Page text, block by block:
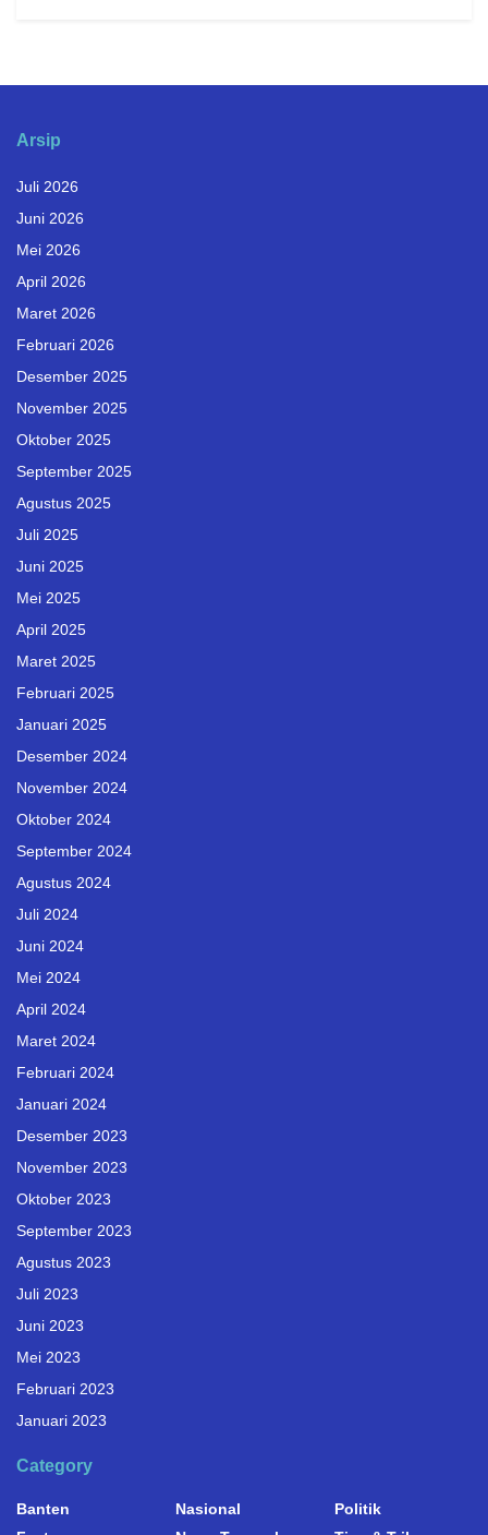
Arsip
Juli 2026
Juni 2026
Mei 2026
April 2026
Maret 2026
Februari 2026
Desember 2025
November 2025
Oktober 2025
September 2025
Agustus 2025
Juli 2025
Juni 2025
Mei 2025
April 2025
Maret 2025
Februari 2025
Januari 2025
Desember 2024
November 2024
Oktober 2024
September 2024
Agustus 2024
Juli 2024
Juni 2024
Mei 2024
April 2024
Maret 2024
Februari 2024
Januari 2024
Desember 2023
November 2023
Oktober 2023
September 2023
Agustus 2023
Juli 2023
Juni 2023
Mei 2023
Februari 2023
Januari 2023
Category
Banten
Nasional
Politik